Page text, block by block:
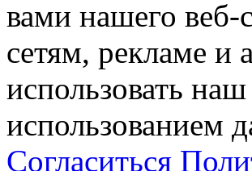
вами нашего веб-
сетям, рекламе и
использовать
использованием
Согласиться